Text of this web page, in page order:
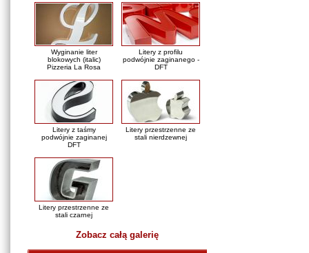
Wyginanie liter
blokowych (italic)
Pizzeria La Rosa
Litery z profilu
podwójnie zaginanego -
DFT
Litery z taśmy
podwójnie zaginanej
DFT
Litery przestrzenne ze
stali nierdzewnej
Litery przestrzenne ze
stali czarnej
Zobacz całą galerię